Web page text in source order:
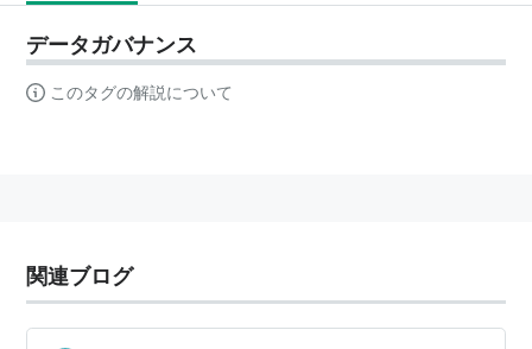
データガバナンス
このタグの解説について
関連ブログ